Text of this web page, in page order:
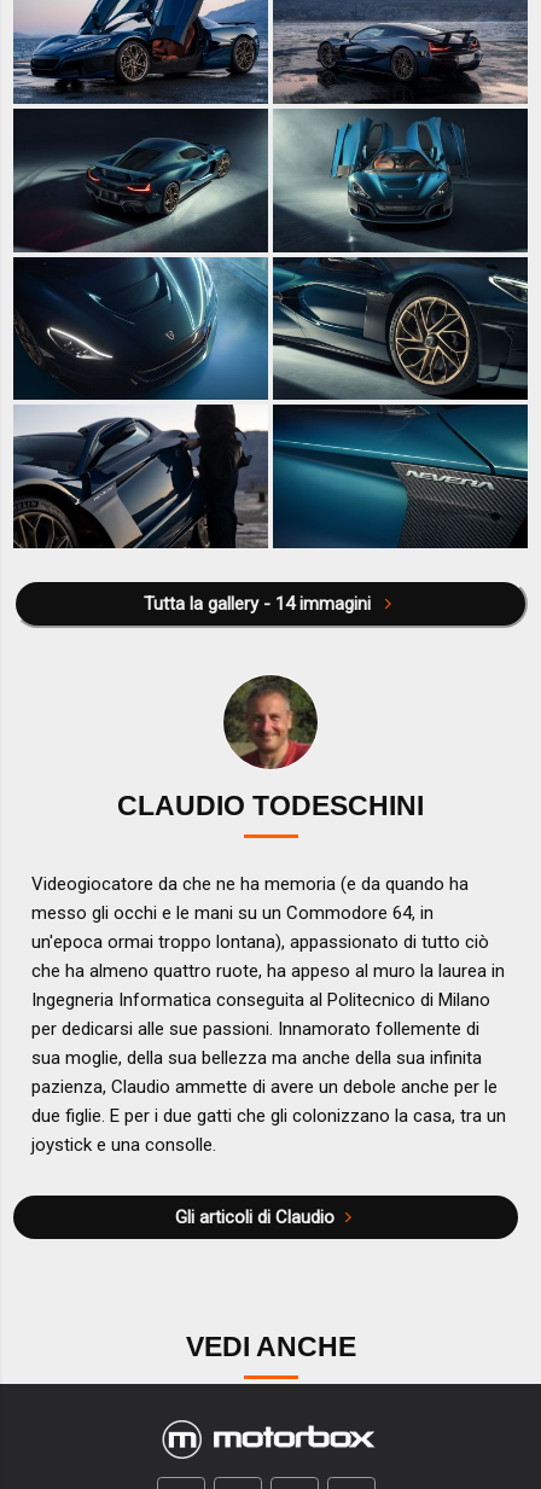
Tutta la gallery - 14 immagini
CLAUDIO TODESCHINI
Videogiocatore da che ne ha memoria (e da quando ha
messo gli occhi e le mani su un Commodore 64, in
un'epoca ormai troppo lontana), appassionato di tutto ciò
che ha almeno quattro ruote, ha appeso al muro la laurea in
Ingegneria Informatica conseguita al Politecnico di Milano
per dedicarsi alle sue passioni. Innamorato follemente di
sua moglie, della sua bellezza ma anche della sua infinita
pazienza, Claudio ammette di avere un debole anche per le
due figlie. E per i due gatti che gli colonizzano la casa, tra un
joystick e una consolle.
Gli articoli di Claudio
VEDI ANCHE